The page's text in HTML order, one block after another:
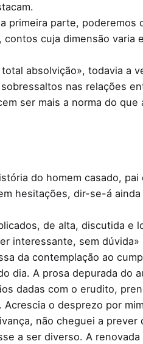
parte, poderemos
cuja dimensão
absolvição», todavia a
nas relações
ser mais a norma do
do homem casado,
hesitações, dir-se-á
de alta, discutida e
interessante, sem
da contemplação ao
dia. A prosa depurada do
dadas com o erudito,
o desprezo por
não cheguei a
a ser diverso. A